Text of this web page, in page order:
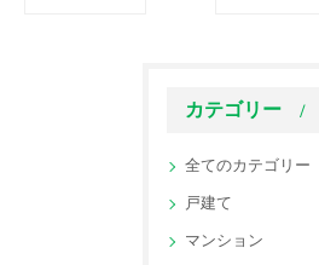
カテゴリー
全てのカテゴリー
戸建て
マンション